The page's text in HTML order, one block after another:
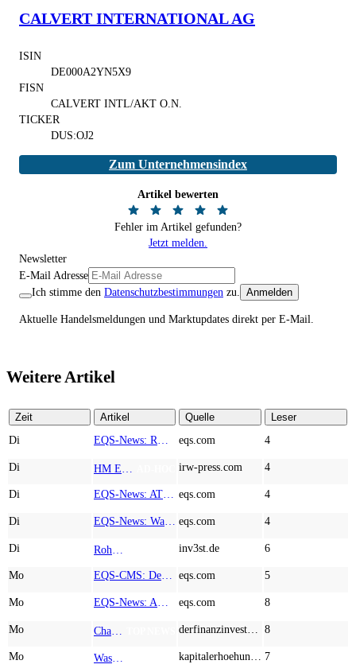
CALVERT INTERNATIONAL AG
ISIN
DE000A2YN5X9
FISN
CALVERT INTL/AKT O.N.
TICKER
DUS:OJ2
Zum Unternehmensindex
Artikel bewerten
Fehler im Artikel gefunden?
Jetzt melden.
Newsletter
E-Mail Adresse
Ich stimme den Datenschutzbestimmungen zu. Anmelden
Aktuelle Handelsmeldungen und Marktupdates direkt per E-Mail.
Weitere Artikel
Zeit Artikel Quelle
Leser
Di
eqs.com 4
Di irw-press.com 4
Di eqs.com 4
Di eqs.com 4
Di inv3st.de 6
Mo eqs.com 5
Mo eqs.com 8
Mo 8
Mo 7